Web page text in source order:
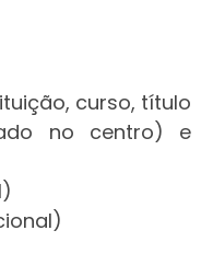
curso, título
no centro) e